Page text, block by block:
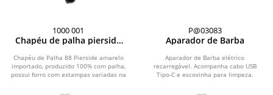
1000 001
Chapéu de palha pierside
frontal e lateral
Chapéu de Palha 88 Pierside amarelo
importado, produzido 100% com palha,
possui forro com estampas variadas na
P@03083
Aparador de Barba
Aparador de Barba elétrico
recarregável. Acompanha cabo USB
Tipo-C e escovinha para limpeza.